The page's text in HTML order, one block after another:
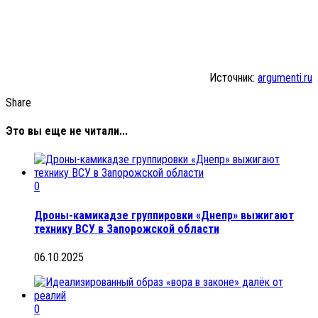
Источник: argumenti.ru
Share
Это вы еще не читали...
0
Дроны-камикадзе группировки «Днепр» выжигают
технику ВСУ в Запорожской области
06.10.2025
0